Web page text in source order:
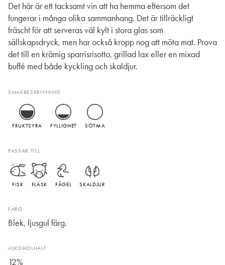
Det här är ett tacksamt vin att ha hemma eftersom det
fungerar i många olika sammanhang. Det är tillräckligt
fräscht för att serveras väl kylt i stora glas som
sällskapsdryck, men har också kropp nog att möta mat. Prova
det till en krämig sparrisrisotto, grillad lax eller en mixad
buffé med både kyckling och skaldjur.
SMAKBESKRIVNING
FRUKTSYRA FYLLIGHET SÖTMA
PASSAR TILL
FISK FLÄSK FÅGEL SKALDJUR
FÄRG
Blek, ljusgul färg.
ALKOHOLHALT
12%